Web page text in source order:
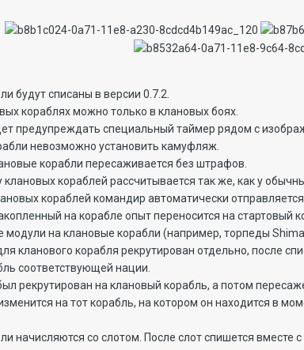
будут списаны в версии 0.7.2.
кораблях можно только в клановых боях.
предупреждать специальный таймер рядом с
невозможно установить камуфляж.
корабли пересаживается без штрафов.
клановых кораблей рассчитывается так же, как у
кораблей командир автоматически
на корабле опыт переносится на стартовый
модули на клановые корабли (например, торпеды
кланового корабля рекрутирован отдельно, после
соответствующей нации.
рекрутирован на клановый корабль, а потом
на тот корабль, на котором он находится в
начисляются со слотом. После слот спишется вместе с